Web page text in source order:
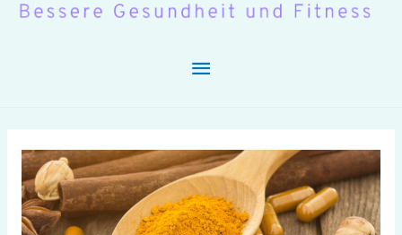
Hauptmenü